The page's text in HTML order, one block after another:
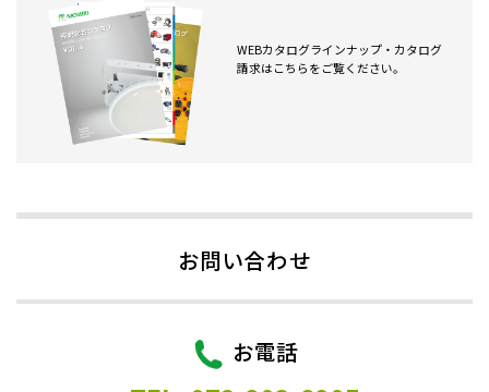
WEBカタログラインナップ・カタログ
請求はこちらをご覧ください。
お問い合わせ
お電話